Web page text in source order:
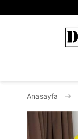
Anasayfa